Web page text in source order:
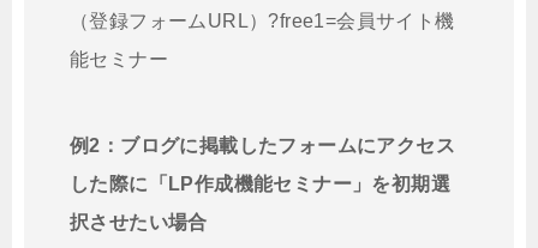
（登録フォームURL）?free1=会員サイト機
能セミナー
例2：ブログに掲載したフォームにアクセス
した際に 「LP作成機能セミナー」を初期選
択させたい場合